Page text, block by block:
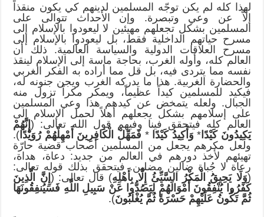
لهذا كله لم يكن توجّه المسلمين لدينهم كي يكون منقذاً
إلاّ عن وعي وتبصرة. وإن الأحداث تتوالى على
المسلمين بشكل تجعلهم مهيئين لا ليعودوا بالإسلام إلى
مسرح حياتهم الداخلية فقط، بل ليعودوا بالإسلام إلى
مسرح العلاقات الدولية والسياسة العالمية. ذلك أن
العالم كله، وأوله الغرب، بحاجة ماسة إلى الإسلام لينقذ
نفسه مما يتردى فيه، بل قل مما أراده به الفكر الغربي
والحضارة الغربية. هذا ما يدركه الغرب ويجن جنونه له،
فيكيد للمسلمين كيداً عظيماً، ويمكر مكراً تزول منه
الجبال. ولعله يتمخض عن كيدهم هذا وعي المسلمين
على إسلامهم بشكل يجعلهم أهلاً لحمل الإسلام إلى
العالم كله فيتحقق فينا وفيهم قول الله تعالى: (إِنَّهُمْ
يَكِيدُونَ كَيْدًا * وَأَكِيدُ كَيْدًا* فَمَهِّلْ الْكَافِرِينَ أَمْهِلْهُمْ رُوَيْدًا ).
ولعل مكرهم يجعل من المسلمين أصحاب قضية حارّة
تهيئهم لأخذ دورهم في العالم من جديد: دعاة، هداة،
رعاة لا جُباة ضالين مضلين. فيتحقق بذلك قوله تعالى:
(وَلَا يَحِيقُ الْمَكْرُ السَّيِّئُ إِلَّا بِأَهْلِهِ) قال تعالى: ( إِنَّ الَّذِينَ
كَفَرُوا يُنْفِقُونَ أَمْوَالَهُمْ لِيَصُدُّوا عَنْ سَبِيلِ اللَّهِ فَسَيُنفِقُونَهَا
ثُمَّ تَكُونُ عَلَيْهِمْ حَسْرَةً ثُمَّ يُغْلَبُونَ).